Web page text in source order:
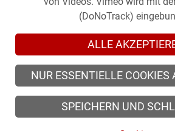
© 2026 zeitsprung-stuttgart.de, alle
© 2026 Alle Rechte der
(DoNoTrack)
ALLE
NUR ESSENTIELLE COOKIES
SPEICHERN UND